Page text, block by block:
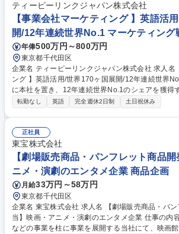
ティーピーリンクジャパン株式会社
【事業会社マーケティング 】英語活
開/12年連続世界No.1 マーケティング
年俸500万円～800万円
東京都千代田区
企業名 ティーピーリンクジャパン株式会社 求人名 【事業会社マーケティ
ング 】英語活用/世界170ヶ国展開/12年連続世界No.1◎ 仕事の内
に本社を置き、12年連続世界No.1のシェアを獲得
バイスを扱う当社にて、TO C向けのマーケティン
などとの関係構築・維持 ■会社ウェブサイト、SNS
K,LINE)アカウントの管理および最適化のサポート
【採用背景】TO C向けに認知度が高く、オフライ
販売経路ではなく、SNSを活用したオンラインで
く、オンライン(SNS)担当マーケターを採用したいため 募集職種 【
社マーケティング 】英語活用/世界170ヶ国展開/
転勤なし 英語 完全週休2日制 土日祝休み
正社員
東宝株式会社
【劇場販売商品・パンフレット商品
ニメ・演劇のエンタメ企業 商品企画
月給33万円～58万円
東京都千代田区
企業名 東宝株式会社 求人名 【劇場販売商品・パンフレット商品開発担
当】映画・アニメ・演劇のエンタメ企業 仕事の内容 映画、アニメ、演劇
などの事業を柱に事業を展開する当社にて、映画